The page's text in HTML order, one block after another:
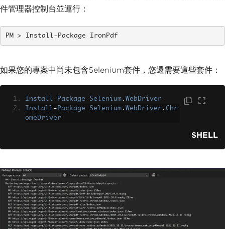
件管理器控制台並運行：
Install-Package IronPdf
如果您的專案中尚未包含Selenium套件，您還需要這些套件：
Install- Package Selenium . WebDriver
Install- Package Selenium . WebDriver . Chr
omeDriver
SHELL